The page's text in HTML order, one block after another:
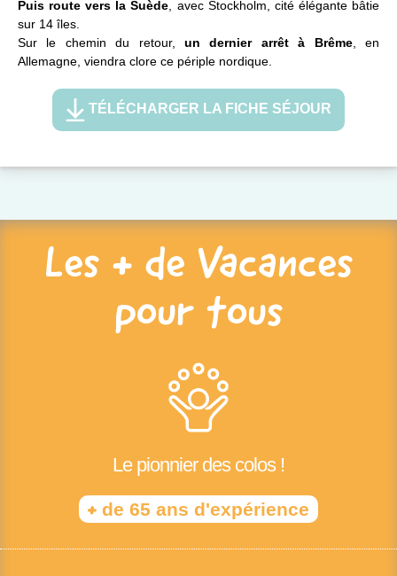
Puis route vers la Suède , avec Stockholm, cité élégante bâtie
sur 14 îles.
Sur le chemin du retour, un dernier arrêt à Brême, en
Allemagne, viendra clore ce périple nordique.
TÉLÉCHARGER LA FICHE SÉJOUR
Les + de Vacances
pour tous
Le pionnier des colos !
+ de 65 ans d'expérience